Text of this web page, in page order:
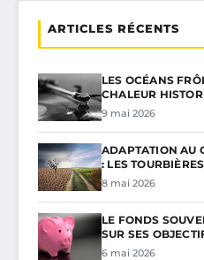
ARTICLES RÉCENTS
LES OCÉANS
CHALEUR
9 mai 2026
ADAPTATION AU
: LES
8 mai 2026
LE FONDS
SUR SES
6 mai 2026